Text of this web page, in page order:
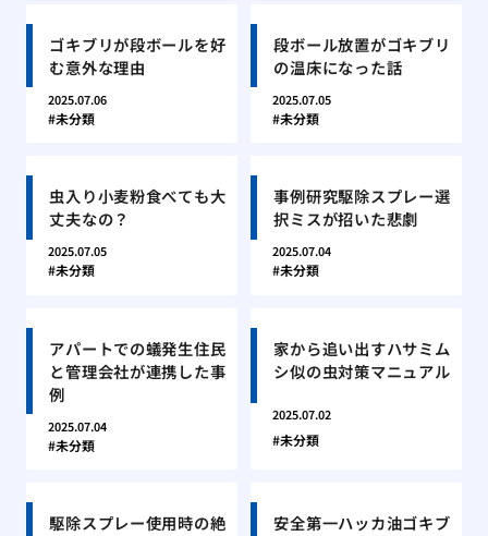
ゴキブリが段ボールを好
む意外な理由
2025.07.06
未分類
段ボール放置がゴキブリ
の温床になった話
2025.07.05
未分類
虫入り小麦粉食べても大
丈夫なの？
2025.07.05
未分類
事例研究駆除スプレー選
択ミスが招いた悲劇
2025.07.04
未分類
アパートでの蟻発生住民
と管理会社が連携した事
例
2025.07.04
未分類
家から追い出すハサミム
シ似の虫対策マニュアル
2025.07.02
未分類
駆除スプレー使用時の絶
安全第一ハッカ油ゴキブ